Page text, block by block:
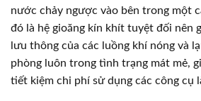
nước chảy ngược vào bên trong một
đó là hệ gioăng kín khít tuyệt đối nên
lưu thông của các luồng khí nóng và
phòng luôn trong tình trạng mát mẻ,
tiết kiệm chi phí sử dụng các công cụ